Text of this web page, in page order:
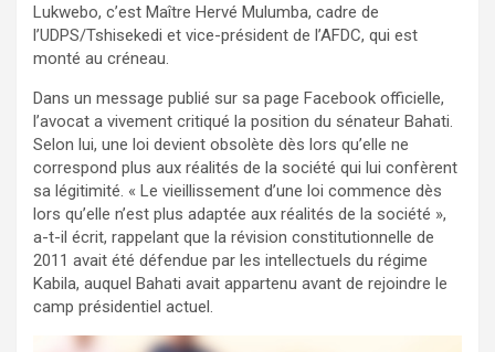
Lukwebo, c’est Maître Hervé Mulumba, cadre de
l’UDPS/Tshisekedi et vice-président de l’AFDC, qui est
monté au créneau.
Dans un message publié sur sa page Facebook officielle,
l’avocat a vivement critiqué la position du sénateur Bahati.
Selon lui, une loi devient obsolète dès lors qu’elle ne
correspond plus aux réalités de la société qui lui confèrent
sa légitimité. « Le vieillissement d’une loi commence dès
lors qu’elle n’est plus adaptée aux réalités de la société »,
a-t-il écrit, rappelant que la révision constitutionnelle de
2011 avait été défendue par les intellectuels du régime
Kabila, auquel Bahati avait appartenu avant de rejoindre le
camp présidentiel actuel.